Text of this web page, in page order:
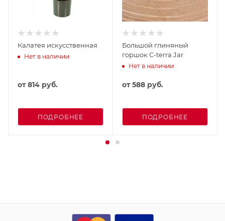
Калатея искусственная
Нет в наличии
от814 руб.
ПОДРОБНЕЕ
Большой глиняный
горшок C-terra Jar
Нет в наличии
от588 руб.
ПОДРОБНЕЕ